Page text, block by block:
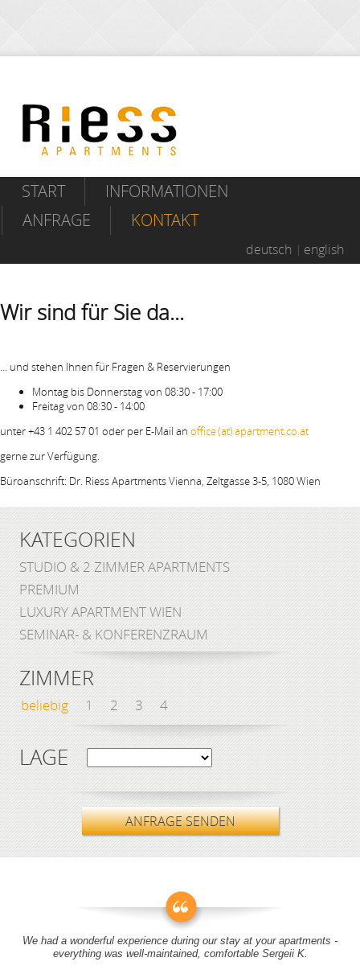
START
INFORMATIONEN
ANFRAGE
KONTAKT
deutsch english
Wir sind für Sie da...
... und stehen Ihnen für Fragen & Reservierungen
Montag bis Donnerstag von 08:30 - 17:00
Freitag von 08:30 - 14:00
unter +43 1 402 57 01 oder per E-Mail an office (at) apartment.co.at
gerne zur Verfügung.
Büroanschrift: Dr. Riess Apartments Vienna, Zeltgasse 3-5, 1080 Wien
KATEGORIEN
STUDIO & 2 ZIMMER APARTMENTS
PREMIUM
LUXURY APARTMENT WIEN
SEMINAR- & KONFERENZRAUM
ZIMMER
beliebig 1 2 3 4
LAGE
ANFRAGE SENDEN
We had a wonderful experience during our stay at your apartments -
everything was well-maintained, comfortable Sergeii K.